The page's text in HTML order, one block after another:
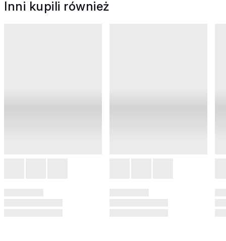
Inni kupili również